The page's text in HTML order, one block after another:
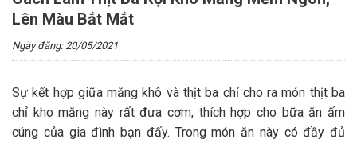
Lên Màu Bắt Mắt
Ngày đăng: 20/05/2021
Sự kết hợp giữa măng khô và thịt ba chỉ cho ra món thịt ba
chỉ kho măng này rất đưa cơm, thích hợp cho bữa ăn ấm
cúng của gia đình bạn đấy. Trong món ăn này có đầy đủ